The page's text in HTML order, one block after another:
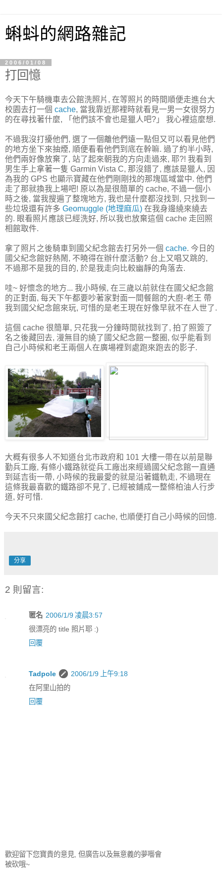
蝌蚪的網路雜記
2006/01/08
打回憶
今天下午騎機車去公館洗照片, 在等照片的時間順便走進台大
校園去打一個 cache, 當我靠近那裡時就看見一男一女很努力
的在尋找著什麼, 「他們該不會也是獵人吧?」 我心裡這麼想.
不過我沒打擾他們, 選了一個離他們遠一點但又可以看見他們
的地方坐下來抽煙, 順便看看他們到底在幹嘛. 過了約半小時,
他們兩好像放棄了, 站了起來朝我的方向走過來, 耶?! 我看到
男生手上拿著一隻 Garmin Vista C, 那沒錯了, 應該是獵人, 因
為我的 GPS 也顯示寶藏在他們剛剛找的那塊區域當中. 他們
走了那就換我上場吧! 原以為是很簡單的 cache, 不過一個小
時之後, 當我搜遍了整塊地方, 我也是什麼都沒找到, 只找到一
些垃圾還有許多 Geomuggle (地理麻瓜) 在我身邊繞來繞去
的. 眼看照片應該已經洗好, 所以我也放棄這個 cache 走回照
相館取件.
拿了照片之後騎車到國父紀念館去打另外一個 cache. 今日的
國父紀念館好熱鬧, 不曉得在辦什麼活動? 台上又唱又跳的,
不過那不是我的目的, 於是我走向比較幽靜的角落去.
哇~ 好懷念的地方... 我小時候, 在三歲以前就住在國父紀念館
的正對面, 每天下午都要吵著家對面一間餐館的大廚-老王 帶
我到國父紀念館來玩, 可惜的是老王現在好像早就不在人世了.
這個 cache 很簡單, 只花我一分鐘時間就找到了, 拍了照簽了
名之後藏回去, 漫無目的繞了國父紀念館一整圈, 似乎能看到
自己小時候和老王兩個人在廣場裡到處跑來跑去的影子.
大概有很多人不知道台北市政府和 101 大樓一帶在以前是聯
勤兵工廠, 有條小鐵路就從兵工廠出來經過國父紀念館一直通
到延吉街一帶, 小時候的我最愛的就是沿著鐵軌走, 不過現在
這條我最喜歡的鐵路卻不見了, 已經被鋪成一整條柏油人行步
道, 好可惜.
今天不只來國父紀念館打 cache, 也順便打自己小時候的回憶.
分享
2 則留言:
匿名 2006/1/9 凌晨3:57
很漂亮的 title 照片耶 :)
回覆
Tadpole
2006/1/9 上午9:18
在阿里山拍的
回覆
歡迎留下您寶貴的意見, 但廣告以及無意義的夢囈會
被砍哦~